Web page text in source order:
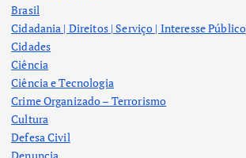
Brasil
Cidadania | Direitos | Serviço | Interesse Público
Cidades
Ciência
Ciência e Tecnologia
Crime Organizado – Terrorismo
Cultura
Defesa Civil
Denuncia